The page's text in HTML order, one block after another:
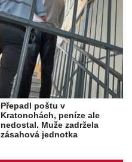
Přepadl poštu v
Kratonohách, peníze ale
nedostal. Muže zadržela
zásahová jednotka